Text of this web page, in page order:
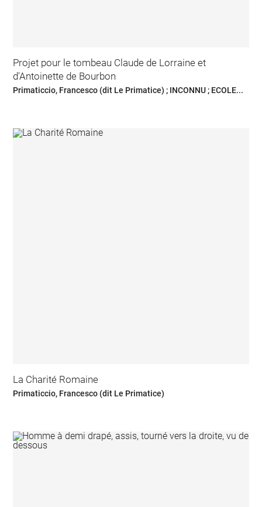
Projet pour le tombeau Claude de Lorraine et
d'Antoinette de Bourbon
Primaticcio, Francesco (dit Le Primatice) ; INCONNU ; ECOLE...
La Charité Romaine
Primaticcio, Francesco (dit Le Primatice)